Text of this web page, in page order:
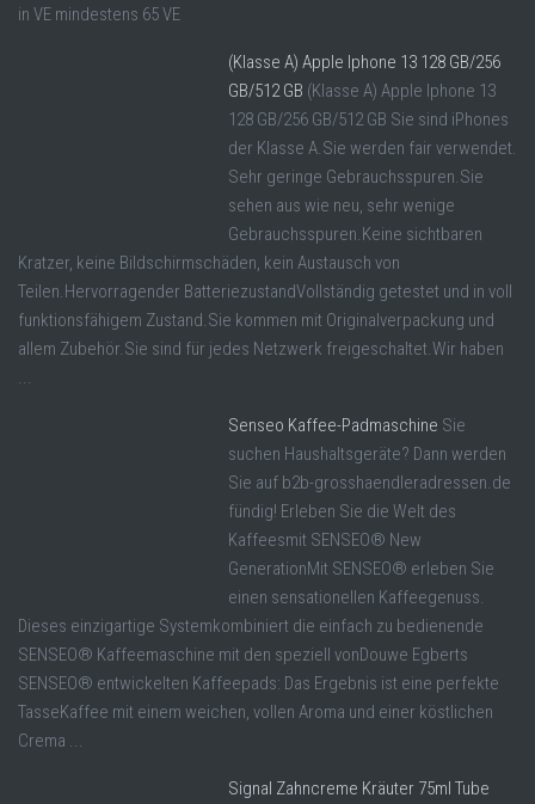
in VE mindestens 65 VE
(Klasse A) Apple Iphone 13 128 GB/256
GB/512 GB (Klasse A) Apple Iphone 13
128 GB/256 GB/512 GB Sie sind iPhones
der Klasse A.Sie werden fair verwendet.
Sehr geringe Gebrauchsspuren.Sie
sehen aus wie neu, sehr wenige
Gebrauchsspuren.Keine sichtbaren
Kratzer, keine Bildschirmschäden, kein Austausch von
Teilen.Hervorragender BatteriezustandVollständig getestet und in voll
funktionsfähigem Zustand.Sie kommen mit Originalverpackung und
allem Zubehör.Sie sind für jedes Netzwerk freigeschaltet.Wir haben
...
Senseo Kaffee-Padmaschine Sie
suchen Haushaltsgeräte? Dann werden
Sie auf b2b-grosshaendleradressen.de
fündig! Erleben Sie die Welt des
Kaffeesmit SENSEO® New
GenerationMit SENSEO® erleben Sie
einen sensationellen Kaffeegenuss.
Dieses einzigartige Systemkombiniert die einfach zu bedienende
SENSEO® Kaffeemaschine mit den speziell vonDouwe Egberts
SENSEO® entwickelten Kaffeepads: Das Ergebnis ist eine perfekte
TasseKaffee mit einem weichen, vollen Aroma und einer köstlichen
Crema ...
Signal Zahncreme Kräuter 75ml Tube